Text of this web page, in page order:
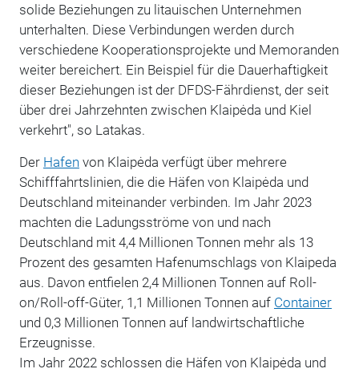
solide Beziehungen zu litauischen Unternehmen
unterhalten. Diese Verbindungen werden durch
verschiedene Kooperationsprojekte und Memoranden
weiter bereichert. Ein Beispiel für die Dauerhaftigkeit
dieser Beziehungen ist der DFDS-Fährdienst, der seit
über drei Jahrzehnten zwischen Klaipėda und Kiel
verkehrt", so Latakas.
Der Hafen von Klaipėda verfügt über mehrere
Schifffahrtslinien, die die Häfen von Klaipėda und
Deutschland miteinander verbinden. Im Jahr 2023
machten die Ladungsströme von und nach
Deutschland mit 4,4 Millionen Tonnen mehr als 13
Prozent des gesamten Hafenumschlags von Klaipeda
aus. Davon entfielen 2,4 Millionen Tonnen auf Roll-
on/Roll-off-Güter, 1,1 Millionen Tonnen auf Container
und 0,3 Millionen Tonnen auf landwirtschaftliche
Erzeugnisse.
Im Jahr 2022 schlossen die Häfen von Klaipėda und